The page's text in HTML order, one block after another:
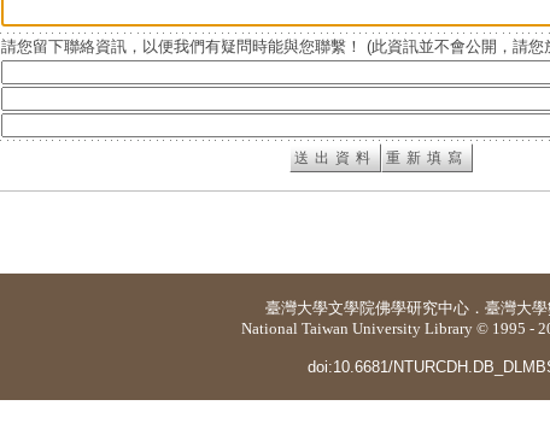
請您留下聯絡資訊，以便我們有疑問時能與您聯繫！ (此資訊並不會公開，請您
臺灣大學文學院佛學研究中心 ． 臺灣大
National Taiwan University Library © 1995 -
doi:10.6681/